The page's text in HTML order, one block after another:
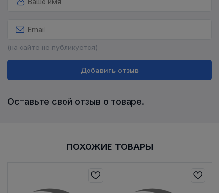
(на сайте не публикуется)
Добавить отзыв
Оставьте свой отзыв о товаре.
ПОХОЖИЕ ТОВАРЫ